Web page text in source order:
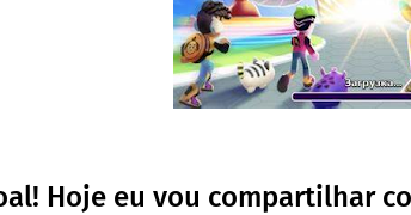
Hoje eu vou compartilhar